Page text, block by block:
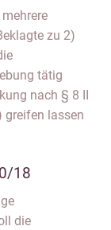
zu 2)
tätig
nach § 8 II
greifen lassen
18
die